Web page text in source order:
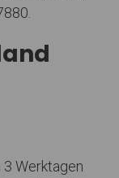
Werktagen